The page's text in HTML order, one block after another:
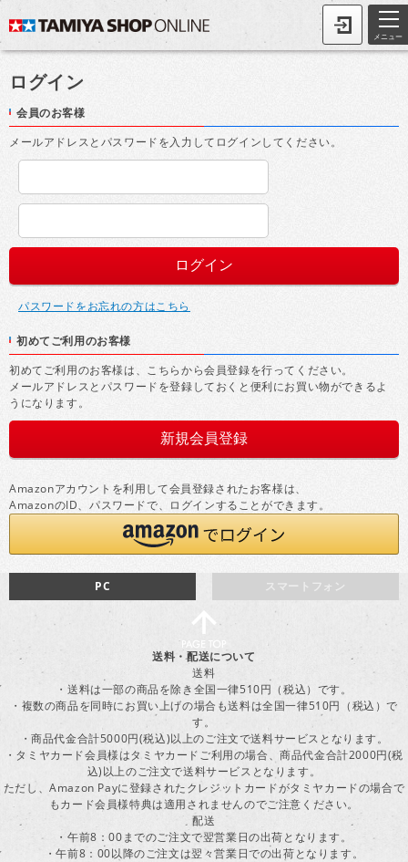
メニュー
ログイン
会員のお客様
メールアドレスとパスワードを入力してログインしてください。
パスワードをお忘れの方はこちら
初めてご利用のお客様
初めてご利用のお客様は、こちらから会員登録を行ってください。
メールアドレスとパスワードを登録しておくと便利にお買い物ができるよ
うになります。
Amazonアカウントを利用して会員登録されたお客様は、
AmazonのID、パスワードで、ログインすることができます。
スマートフォン
PC
送料・配送について
送料
・送料は一部の商品を除き全国一律510円（税込）です。
・複数の商品を同時にお買い上げの場合も送料は全国一律510円（税込）で
す。
・商品代金合計5000円(税込)以上のご注文で送料サービスとなります。
・タミヤカード会員様はタミヤカードご利用の場合、商品代金合計2000円(税
込)以上のご注文で送料サービスとなります。
ただし、Amazon Payに登録されたクレジットカードがタミヤカードの場合で
もカード会員様特典は適用されませんのでご注意ください。
配送
・午前8：00までのご注文で翌営業日の出荷となります。
・午前8：00以降のご注文は翌々営業日での出荷となります。